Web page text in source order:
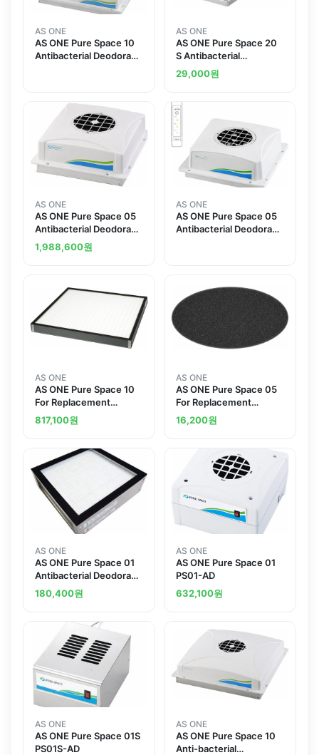
AS ONE
AS ONE Pure Space 10
Antibacterial Deodorant
AS ONE
AS ONE Pure Space 20
S Antibacterial
Deodorant HEPA Filter
Specifications with
others
29,000원
AS ONE
AS ONE Pure Space 05
Antibacterial Deodorant
HEPA Filter
Specifications with
1,988,600원
AS ONE
AS ONE Pure Space 05
Antibacterial Deodorant
AS ONE
AS ONE Pure Space 10
For Replacement
Antibacterial Deodorant
HEPA Filter and others
817,100원
AS ONE
AS ONE Pure Space 05
For Replacement
Antibacterial Deodorant
HEPA Filter and others
16,200원
AS ONE
AS ONE Pure Space 01
Antibacterial Deodorant
HEPA Filter For
Replacement PS01-1AD
180,400원
AS ONE
AS ONE Pure Space 01
PS01-AD
632,100원
AS ONE
AS ONE Pure Space 01S
PS01S-AD
AS ONE
AS ONE Pure Space 10
Anti-bacterial